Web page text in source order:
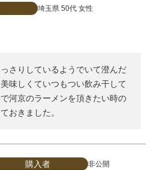
埼玉県 50代 女性
さりしているようでいて澄んだ
味しくていつもつい飲み干して
河京のラーメンを頂きたい時の
おきました。
購入者 非公開